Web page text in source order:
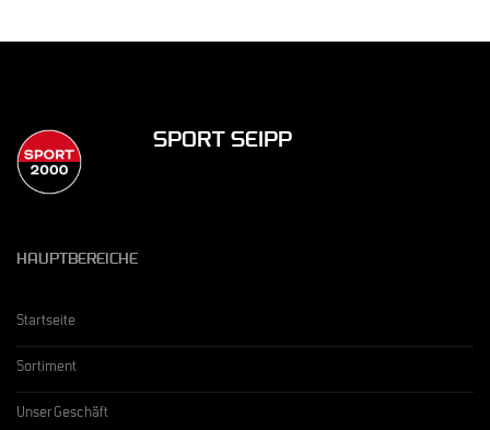
SPORT SEIPP
HAUPTBEREICHE
Startseite
Sortiment
Unser Geschäft